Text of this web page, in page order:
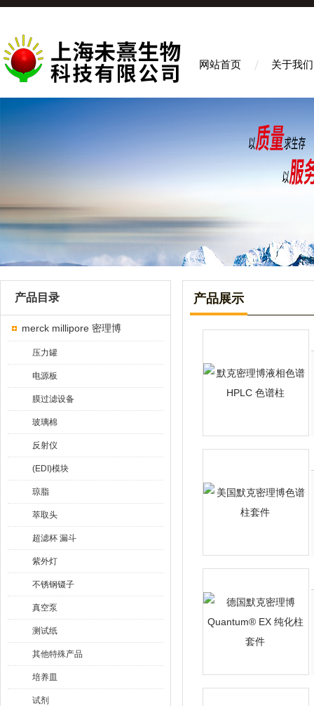
网站首页 关于我们
产品目录
merck millipore 密理博
压力罐
电源板
膜过滤设备
玻璃棉
反射仪
(EDI)模块
琼脂
萃取头
超滤杯 漏斗
紫外灯
不锈钢镊子
真空泵
测试纸
其他特殊产品
培养皿
试剂
产品展示